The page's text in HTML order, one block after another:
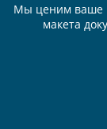
Мы ценим ваше
макета